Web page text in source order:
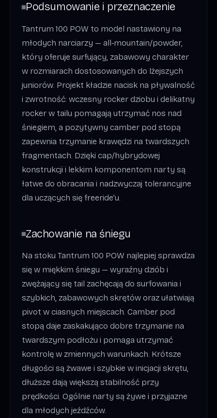
Podsumowanie i przeznaczenie
Tantrum 100 POW to model nastawiony na
młodych narciarzy — all‑mountain/powder,
który oferuje surfujący, zabawowy charakter
w rozmiarach dostosowanych do lżejszych
juniorów. Projekt kładzie nacisk na pływalność
i zwrotność: wczesny rocker dziobu i delikatny
rocker w tailu pomagają utrzymać nos nad
śniegiem, a pozytywny camber pod stopą
zapewnia trzymanie krawędzi na twardszych
fragmentach. Dzięki cap/hybrydowej
konstrukcji i lekkim komponentom narty są
łatwe do obracania i nadzwyczaj tolerancyjne
dla uczących się freeride’u.
Zachowanie na śniegu
Na stoku Tantrum 100 POW najlepiej sprawdza
się w miękkim śniegu — wyraźny dziób i
zwężający się tail zachęcają do surfowania i
szybkich, zabawowych skrętów oraz ułatwiają
pivot w ciasnych miejscach. Camber pod
stopą daje zaskakująco dobre trzymanie na
twardszym podłożu i pomaga utrzymać
kontrolę w zmiennych warunkach. Krótsze
długości są żwawe i szybkie w inicjacji skrętu,
dłuższe dają większą stabilność przy
prędkości. Ogólnie narty są żywe i przyjazne
dla młodych jeźdźców.